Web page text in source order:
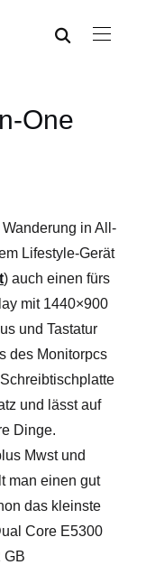
One
in All-
Lifestyle-Gerät
) auch einen fürs
mit 1440×900
und Tastatur
des Monitorpcs
und lässt auf
Dinge.
Mwst und
man einen gut
das kleinste
Core E5300
GB